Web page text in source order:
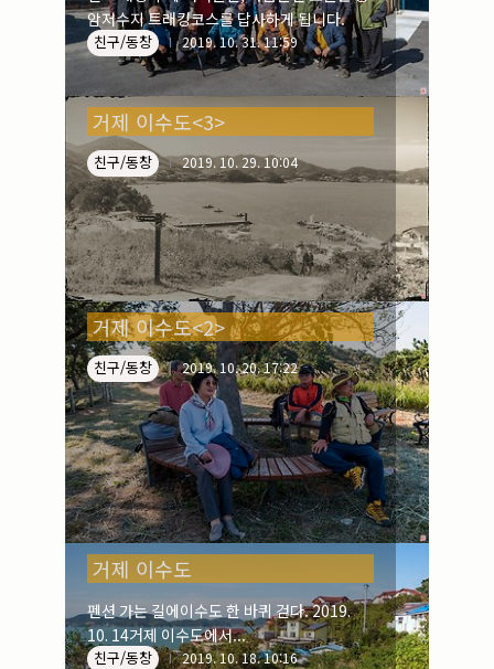
암저수지 트래킹코스를 답사하게 됩니다.
친구/동창 2019. 10. 31. 11:59
거제 이수도<3>
친구/동창 2019. 10. 29. 10:04
거제 이수도<2>
친구/동창 2019. 10. 20. 17:22
거제 이수도
펜션 가는 길에이수도 한 바퀴 걷다. 2019.
10. 14거제 이수도에서...
친구/동창 2019. 10. 18. 10:16